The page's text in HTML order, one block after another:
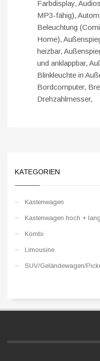
Farbdisplay,
MP3-fähig),
Beleuchtung
Home),
heizbar,
und anklappbar,
Blinkleuchte in
Bordcomputer,
Drehzahlmesser,
KATEGORIEN
Kastenwagen
Kastenwagen hoch + lang
Kombi
Limousine
SUV/Geländewagen/